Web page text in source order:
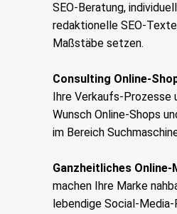
SEO-Beratung,
redaktionelle SEO-Texte
Maßstäbe setzen.
Consulting Online-
Ihre Verkaufs-
Wunsch Online-Shops
im Bereich
Ganzheitliches
machen Ihre Marke
lebendige Social-Media-